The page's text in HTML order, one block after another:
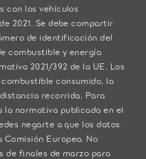
con los vehículos
2021. Se debe compartir
de identificación del
combustible y energía
2021/392 de la UE. Los
consumido, la
recorrida. Para
normativa publicada en el
negarte a que los datos
Europea. No
de finales de marzo para